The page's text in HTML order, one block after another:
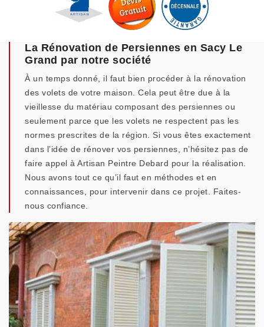
La Rénovation de Persiennes en Sacy Le
Grand par notre société
À un temps donné, il faut bien procéder à la rénovation
des volets de votre maison. Cela peut être due à la
vieillesse du matériau composant des persiennes ou
seulement parce que les volets ne respectent pas les
normes prescrites de la région. Si vous êtes exactement
dans l’idée de rénover vos persiennes, n’hésitez pas de
faire appel à Artisan Peintre Debard pour la réalisation.
Nous avons tout ce qu’il faut en méthodes et en
connaissances, pour intervenir dans ce projet. Faites-
nous confiance.